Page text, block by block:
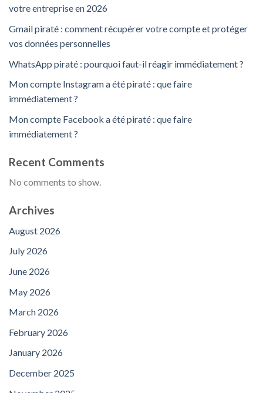
votre entreprise en 2026
Gmail piraté : comment récupérer votre compte et protéger
vos données personnelles
WhatsApp piraté : pourquoi faut-il réagir immédiatement ?
Mon compte Instagram a été piraté : que faire
immédiatement ?
Mon compte Facebook a été piraté : que faire
immédiatement ?
Recent Comments
No comments to show.
Archives
August 2026
July 2026
June 2026
May 2026
March 2026
February 2026
January 2026
December 2025